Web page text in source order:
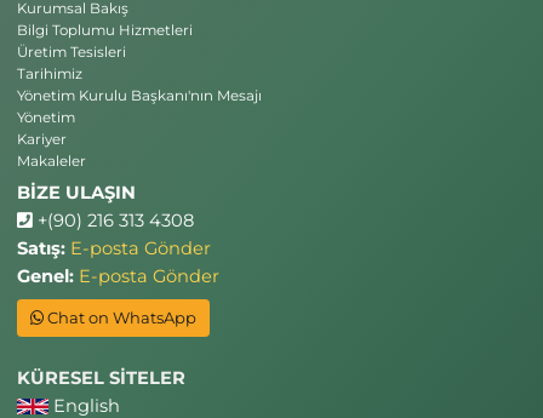
Kurumsal Bakış
Bilgi Toplumu Hizmetleri
Üretim Tesisleri
Tarihimiz
Yönetim Kurulu Başkanı'nın Mesajı
Yönetim
Kariyer
Makaleler
BİZE ULAŞIN
+(90) 216 313 4308
Satış: E-posta Gönder
Genel: E-posta Gönder
Chat on WhatsApp
KÜRESEL SİTELER
English